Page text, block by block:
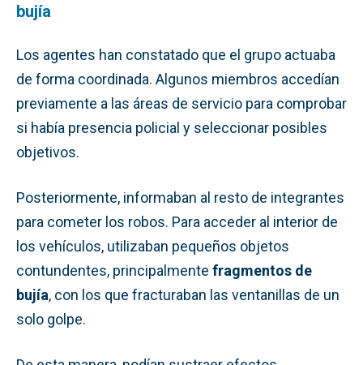
bujía
Los agentes han constatado que el grupo actuaba
de forma coordinada. Algunos miembros accedían
previamente a las áreas de servicio para comprobar
si había presencia policial y seleccionar posibles
objetivos.
Posteriormente, informaban al resto de integrantes
para cometer los robos. Para acceder al interior de
los vehículos, utilizaban pequeños objetos
contundentes, principalmente fragmentos de
bujía, con los que fracturaban las ventanillas de un
solo golpe.